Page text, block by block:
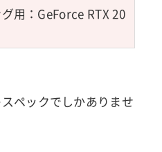
用：GeForce RTX 20
ペックでしかありませ